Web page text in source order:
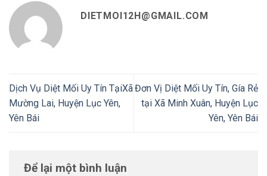
DIETMOI12H@GMAIL.COM
Dịch Vụ Diệt Mối Uy Tín TạiXã
Mường Lai, Huyện Lục Yên,
Yên Bái
Đơn Vị Diệt Mối Uy Tín, Gía Rẻ
tại Xã Minh Xuân, Huyện Lục
Yên, Yên Bái
Để lại một bình luận